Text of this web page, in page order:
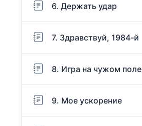
6. Держать удар
7. Здравствуй, 1984-й
8. Игра на чужом поле
9. Мое ускорение